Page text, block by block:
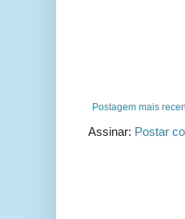
Postagem mais
Assinar: Postar